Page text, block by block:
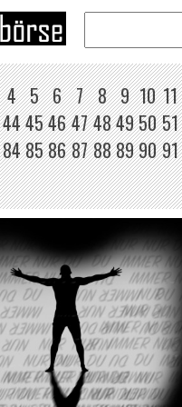
4 5 6 7 8 9 10 11
444546 47 484950 51
848586 87 888990 91
CHAMÉLEON
WEITER